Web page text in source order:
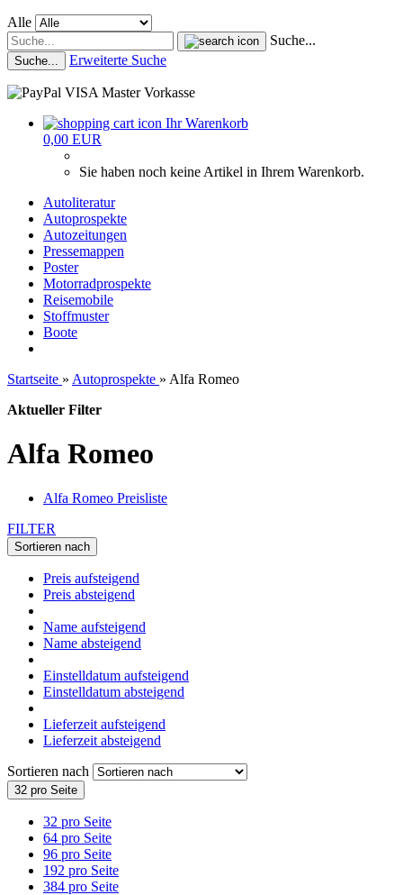
Alle
Suche...
Suche... Erweiterte Suche
Ihr Warenkorb
0,00 EUR
Sie haben noch keine Artikel in Ihrem Warenkorb.
Autoliteratur
Autoprospekte
Autozeitungen
Pressemappen
Poster
Motorradprospekte
Reisemobile
Stoffmuster
Boote
Startseite » Autoprospekte » Alfa Romeo
Aktueller Filter
Alfa Romeo
Alfa Romeo Preisliste
FILTER
Sortieren nach
Preis aufsteigend
Preis absteigend
Name aufsteigend
Name absteigend
Einstelldatum aufsteigend
Einstelldatum absteigend
Lieferzeit aufsteigend
Lieferzeit absteigend
Sortieren nach
32 pro Seite
32 pro Seite
64 pro Seite
96 pro Seite
192 pro Seite
384 pro Seite